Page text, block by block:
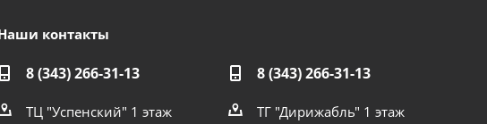
контакты
8 (343) 266-31-13
ТЦ "Успенский" 1 этаж
8 (343) 266-31-13
ТГ "Дирижабль" 1 этаж